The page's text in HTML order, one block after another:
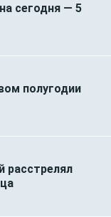
сегодня — 5
полугодии
расстрелял